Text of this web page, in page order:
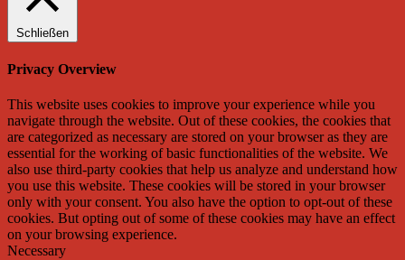
Schließen
Privacy Overview
This website uses cookies to improve your experience while you
navigate through the website. Out of these cookies, the cookies that
are categorized as necessary are stored on your browser as they are
essential for the working of basic functionalities of the website. We
also use third-party cookies that help us analyze and understand how
you use this website. These cookies will be stored in your browser
only with your consent. You also have the option to opt-out of these
cookies. But opting out of some of these cookies may have an effect
on your browsing experience.
Necessary